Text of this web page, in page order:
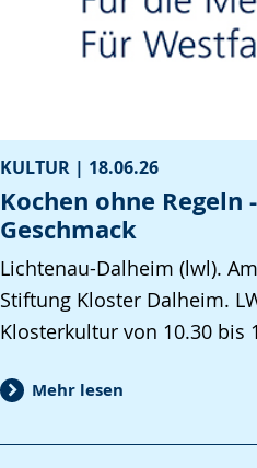
KULTUR | 18.06.26
Kochen ohne Regeln
Geschmack
Lichtenau-Dalheim (lwl).
Stiftung Kloster Dalheim.
Klosterkultur von 10.30 bis
Mehr lesen